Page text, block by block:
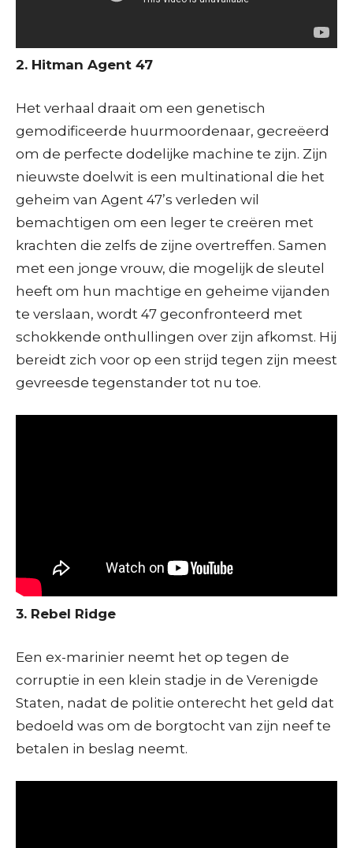
2. Hitman Agent 47
Het verhaal draait om een genetisch
gemodificeerde huurmoordenaar, gecreëerd
om de perfecte dodelijke machine te zijn. Zijn
nieuwste doelwit is een multinational die het
geheim van Agent 47’s verleden wil
bemachtigen om een leger te creëren met
krachten die zelfs de zijne overtreffen. Samen
met een jonge vrouw, die mogelijk de sleutel
heeft om hun machtige en geheime vijanden
te verslaan, wordt 47 geconfronteerd met
schokkende onthullingen over zijn afkomst. Hij
bereidt zich voor op een strijd tegen zijn meest
gevreesde tegenstander tot nu toe.
3. Rebel Ridge
Een ex-marinier neemt het op tegen de
corruptie in een klein stadje in de Verenigde
Staten, nadat de politie onterecht het geld dat
bedoeld was om de borgtocht van zijn neef te
betalen in beslag neemt.